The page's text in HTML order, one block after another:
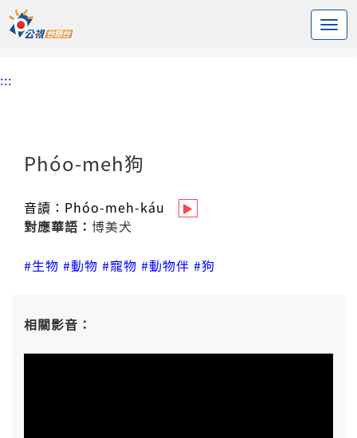
中央內容區塊
頭頁
:::
Phóo-meh狗
音讀： Phóo-meh-káu
對應華語： 博美犬
#生物 #動物 #寵物 #動物伴 #狗
相關影音：